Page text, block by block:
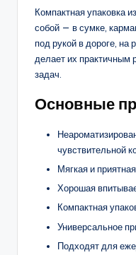
Компактная упаковка
собой — в сумке,
под рукой в дороге, на
делает их
задач.
Основные
чувствительной
Мягкая и
Хорошая
Компактная
Универсальное
Подходят для